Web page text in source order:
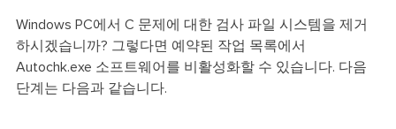
Windows PC에서 C 문제에 대한 검사 파일 시스템을 제거
하시겠습니까? 그렇다면 예약된 작업 목록에서
Autochk.exe 소프트웨어를 비활성화할 수 있습니다. 다음
단계는 다음과 같습니다.